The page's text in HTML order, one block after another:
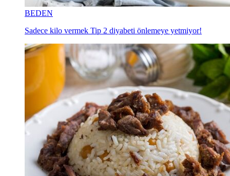
BEDEN
Sadece kilo vermek Tip 2 diyabeti önlemeye yetmiyor!